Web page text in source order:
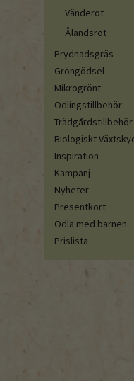
Vänderot
Ålandsrot
Prydnadsgräs
Gröngödsel
Mikrogrönt
Odlingstillbehör
Trädgårdstillbehör
Biologiskt
Inspiration
Kampanj
Nyheter
Presentkort
Odla med barnen
Prislista